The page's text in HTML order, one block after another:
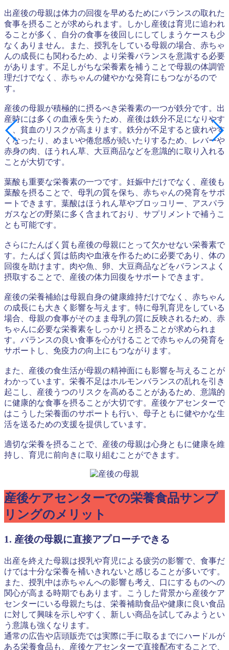
出産後の母親は体力の回復を早めるためにバランスの取れた
食事を摂ることが求められます。しかし産後は育児に追われ
ることが多く、自分の食事を後回しにしてしまうケースも少
なくありません。また、授乳をしている母親の場合、赤ちゃ
んの成長にも関わるため、より栄養バランスを意識する必要
があります。不足しがちな栄養素を補うことで母親の体調管
理だけでなく、赤ちゃんの健やかな発育にもつながるので
す。
産後の母親が積極的に摂るべき栄養素の一つが鉄分です。出
産時には多くの血液を失うため、産後は鉄分不足になりやす
く、貧血のリスクが高まります。鉄分が不足すると疲れやす
くなったり、めまいや倦怠感が続いたりするため、レバーや
赤身の肉、ほうれん草、大豆商品などを意識的に取り入れる
ことが大切です。
葉酸も重要な栄養素の一つです。妊娠中だけでなく、産後も
葉酸を摂ることで、母乳の質を保ち、赤ちゃんの発育をサポ
ートできます。葉酸はほうれん草やブロッコリー、アスパラ
ガスなどの野菜に多く含まれており、サプリメントで補うこ
とも可能です。
さらにたんぱく質も産後の母親にとって欠かせない栄養素で
す。たんぱく質は筋肉や血液を作るために必要であり、体の
回復を助けます。肉や魚、卵、大豆商品などをバランスよく
摂取することで、産後の体力回復をサポートできます。
産後の栄養補給は母親自身の健康維持だけでなく、赤ちゃん
の成長にも大きく影響を与えます。特に母乳育児をしている
場合、母親の食事がそのまま母乳の質に反映されるため、赤
ちゃんに必要な栄養素をしっかりと摂ることが求められま
す。バランスの良い食事を心がけることで赤ちゃんの発育を
サポートし、免疫力の向上にもつながります。
また、産後の食生活が母親の精神面にも影響を与えることが
わかっています。栄養不足はホルモンバランスの乱れを引き
起こし、産後うつのリスクを高めることがあるため、意識的
に健康的な食事を摂ることが大切です。産後ケアセンターで
はこうした栄養面のサポートも行い、母子ともに健やかな生
活を送るための支援を提供しています。
適切な栄養を摂ることで、産後の母親は心身ともに健康を維
持し、育児に前向きに取り組むことができます。
産後ケアセンターでの栄養食品サンプ
リングのメリット
1. 産後の母親に直接アプローチできる
出産を終えた母親は授乳や育児による疲労の影響で、食事だ
けでは十分な栄養を補いきれないと感じることが多いです。
また、授乳中は赤ちゃんへの影響も考え、口にするものへの
関心が高まる時期でもあります。こうした背景から産後ケア
センターにいる母親たちは、栄養補助食品や健康に良い食品
に対して興味を示しやすく、新しい商品を試してみようとい
う意識も強くなります。
通常の広告や店頭販売では実際に手に取るまでにハードルが
ある栄養食品も、産後ケアセンターで直接配布することで、